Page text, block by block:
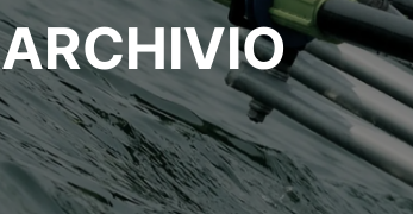
ARCHIVIO